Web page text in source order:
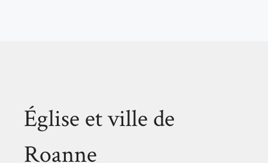
Église et ville de
Roanne